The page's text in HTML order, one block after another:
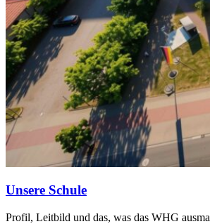
Unsere Schule
Profil, Leitbild und das, was das WHG